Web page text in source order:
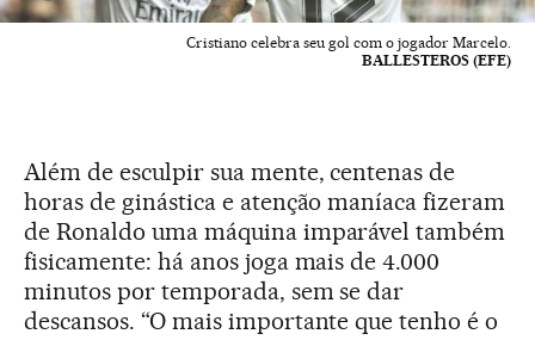
Cristiano celebra seu gol com o jogador Marcelo.
BALLESTEROS (EFE)
Além de esculpir sua mente, centenas de
horas de ginástica e atenção maníaca fizeram
de Ronaldo uma máquina imparável também
fisicamente: há anos joga mais de 4.000
minutos por temporada, sem se dar
descansos. “O mais importante que tenho é o